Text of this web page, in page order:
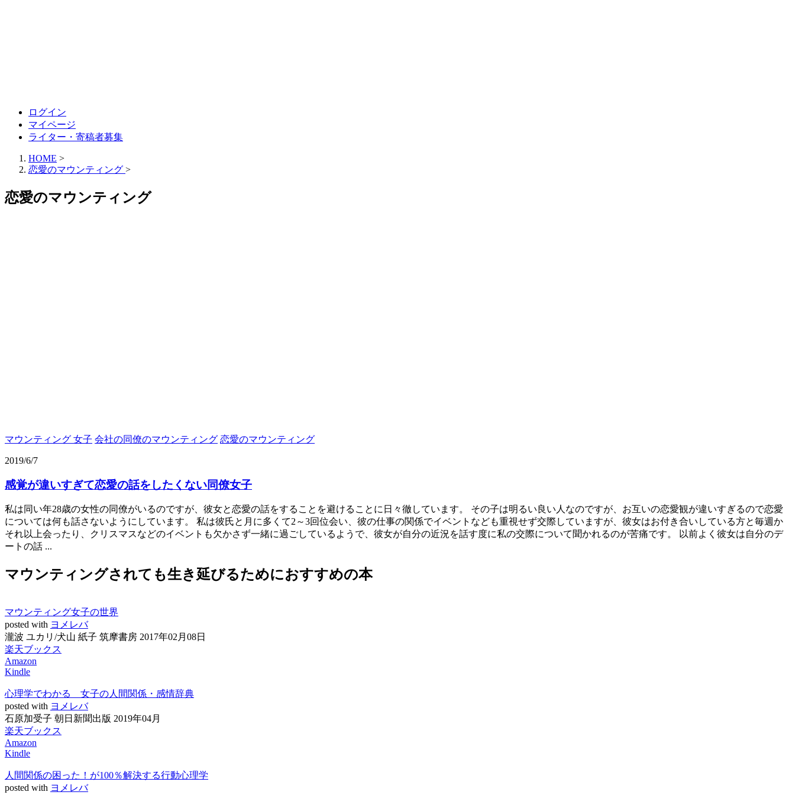
ログイン
マイページ
ライター・寄稿者募集
HOME >
恋愛のマウンティング >
恋愛のマウンティング
マウンティング 女子 会社の同僚のマウンティング 恋愛のマウンティング
2019/6/7
感覚が違いすぎて恋愛の話をしたくない同僚女子
私は同い年28歳の女性の同僚がいるのですが、彼女と恋愛の話をすることを避けることに日々徹しています。 その子は明るい良い人なのですが、お互いの恋愛観が違いすぎるので恋愛
については何も話さないようにしています。 私は彼氏と月に多くて2～3回位会い、彼の仕事の関係でイベントなども重視せず交際していますが、彼女はお付き合いしている方と毎週か
それ以上会ったり、クリスマスなどのイベントも欠かさず一緒に過ごしているようで、彼女が自分の近況を話す度に私の交際について聞かれるのが苦痛です。 以前よく彼女は自分のデ
ートの話 ...
マウンティングされても生き延びるためにおすすめの本
マウンティング女子の世界
posted with ヨメレバ
瀧波 ユカリ/犬山 紙子 筑摩書房 2017年02月08日
楽天ブックス
Amazon
Kindle
心理学でわかる 女子の人間関係・感情辞典
posted with ヨメレバ
石原加受子 朝日新聞出版 2019年04月
楽天ブックス
Amazon
Kindle
人間関係の困った！が100％解決する行動心理学
posted with ヨメレバ